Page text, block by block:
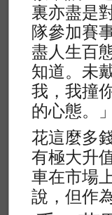
裏亦盡是
隊參加賽
盡人生百
知道。未
我，我撞
的心態。」
花這麼多
有極大升
車在市場
說，但作